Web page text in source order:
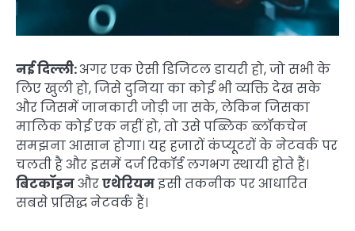
नई दिल्ली:अगर एक ऐसी डिजिटल डायरी हो, जो सभी के
लिए खुली हो, जिसे दुनिया का कोई भी व्यक्ति देख सके
और जिसमें जानकारी जोड़ी जा सके, लेकिन जिसका
मालिक कोई एक नहीं हो, तो उसे पब्लिक ब्लॉकचेन
समझना आसान होगा। यह हजारों कंप्यूटरों के नेटवर्क पर
चलती है और इसमें दर्ज रिकॉर्ड लगभग स्थायी होते हैं।
बिटकॉइनऔरएथेरियमइसी तकनीक पर आधारित
सबसे प्रसिद्ध नेटवर्क हैं।